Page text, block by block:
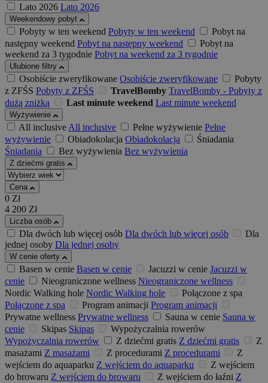
Lato 2026 Lato 2026
Weekendowy pobyt
Pobyty w ten weekend Pobyty w ten weekend
Pobyt na
następny weekend Pobyt na następny weekend
Pobyt na
weekend za 3 tygodnie Pobyt na weekend za 3 tygodnie
Ulubione filtry
Osobiście zweryfikowane Osobiście zweryfikowane
Pobyty
z ZFŚS Pobyty z ZFŚS TravelBomby TravelBomby - Pobyty z
dużą zniżką
Last minute weekend Last minute weekend
Wyżywienie
All inclusiveAll inclusive Pełne wyżywienie Pełne
wyżywienie
Obiadokolacja Obiadokolacja
Śniadania
Śniadania
Bez wyżywienia Bez wyżywienia
Z dziećmi gratis
Cena
0 Zł
4 200 Zł
Liczba osób
Dla dwóch lub więcej osób Dla dwóch lub więcej osób
Dla
jednej osoby Dla jednej osoby
W cenie oferty
Basen w cenie Basen w cenie Jacuzzi w cenie Jacuzzi w
cenie
Nieograniczone wellness Nieograniczone wellness
Nordic Walking hole Nordic Walking hole
Połączone z spa
Połączone z spa
Program animacji Program animacji
Prywatne wellness Prywatne wellness Sauna w cenie Sauna w
cenie
Skipas Skipas
Wypożyczalnia rowerów
Wypożyczalnia rowerów
Z dziećmi gratis Z dziećmi gratis
Z
masażami Z masażami Z procedurami Z procedurami
Z
wejściem do aquaparku Z wejściem do aquaparku
Z wejściem
do browaru Z wejściem do browaru Z wejściem do łaźni Z